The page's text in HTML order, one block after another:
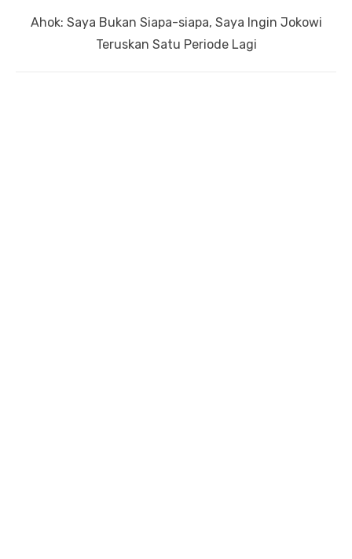
Next
Ahok: Saya Bukan Siapa-siapa, Saya Ingin Jokowi
Teruskan Satu Periode Lagi